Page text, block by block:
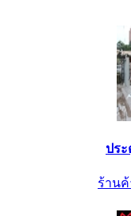
ปร
ร้านค้